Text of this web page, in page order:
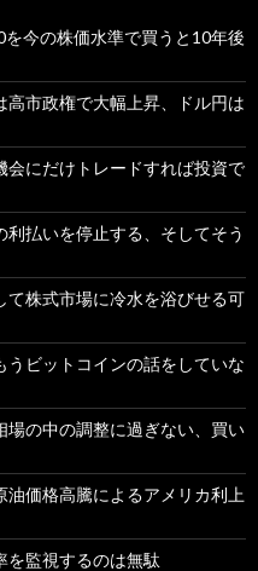
今の株価水準で買うと10年後
市政権で大幅上昇、ドル円は
会にだけトレードすれば投資で
払いを停止する、そしてそう
て株式市場に冷水を浴びせる可
うビットコインの話をしていな
場の中の調整に過ぎない、買い
油価格高騰によるアメリカ利上
を監視するのは無駄